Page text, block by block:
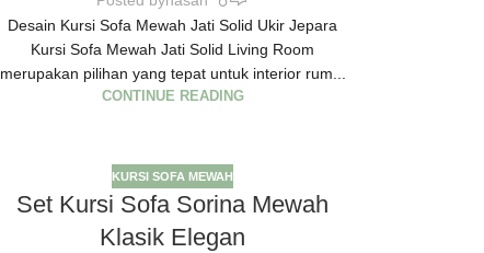
Desain Kursi Sofa Mewah Jati Solid Ukir Jepara
Kursi Sofa Mewah Jati Solid Living Room
merupakan pilihan yang tepat untuk interior rum...
CONTINUE READING
KURSI SOFA MEWAH
Set Kursi Sofa Sorina Mewah
Klasik Elegan